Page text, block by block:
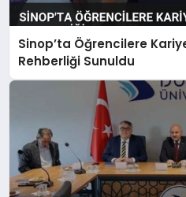
Sinop’ta Öğrencilere
Rehberliği Sunuldu